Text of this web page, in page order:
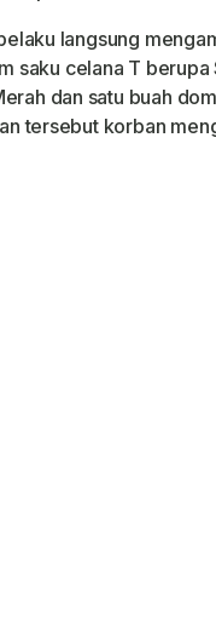
langsung
saku celana T berupa
dan satu buah
tersebut korban